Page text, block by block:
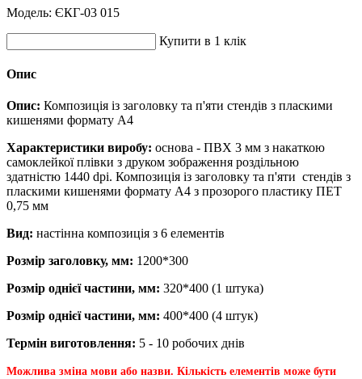
Модель: ЄКГ-03 015
Купити в 1 клік
Опис
Опис: Композиція із заголовку та п'яти стендів з пласкими
кишенями формату А4
Характеристики виробу: основа - ПВХ 3 мм з накаткою
самоклейкої плівки з друком зображення роздільною
здатністю 1440 dpi. Композиція із заголовку та п'яти стендів з
пласкими кишенями формату А4 з прозорого пластику ПЕТ
0,75 мм
Вид: настінна композиція з 6 елементів
Розмір заголовку, мм: 1200*300
Розмір однієї частини, мм: 320*400 (1 штука)
Розмір однієї частини, мм: 400*400 (4 штук)
Термін виготовлення: 5 - 10 робочих днів
Можлива зміна мови або назви. Кількість елементів може бути